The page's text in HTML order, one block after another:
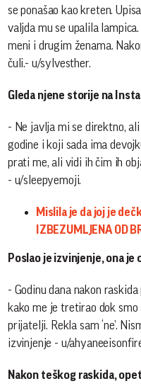
se ponašao kao kreten.
valjda mu se upalila
meni i drugim ženama.
čuli.- u/sylvesther.
Gleda njene storije na
- Ne javlja mi se direktno,
godine i koji sada ima
prati me, ali vidi ih čim ih
- u/sleepyemoji.
Mislila je da joj je
IZBEZUMLJENA OD
Poslao je izvinjenje, ona
- Godinu dana nakon
kako me je tretirao dok
prijatelji. Rekla sam ‘ne’.
izvinjenje - u/
Nakon teškog raskida,